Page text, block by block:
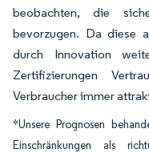
beobachten, die
bevorzugen. Da diese
durch Innovation
Zertifizierungen
Verbraucher immer
*Unsere Prognosen
Einschränkungen als